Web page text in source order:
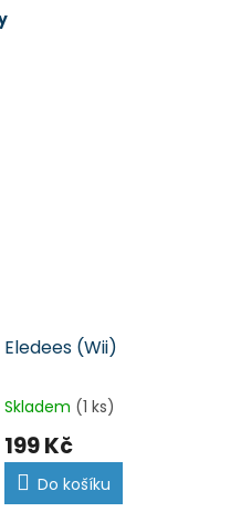
Eledees (Wii)
Skladem (1 ks)
199 Kč
Do košíku